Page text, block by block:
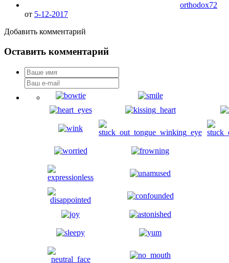
orthodox72
от 5-12-2017
Добавить комментарий
Оставить комментарий